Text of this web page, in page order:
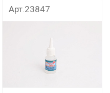
Арт.23847
Дока